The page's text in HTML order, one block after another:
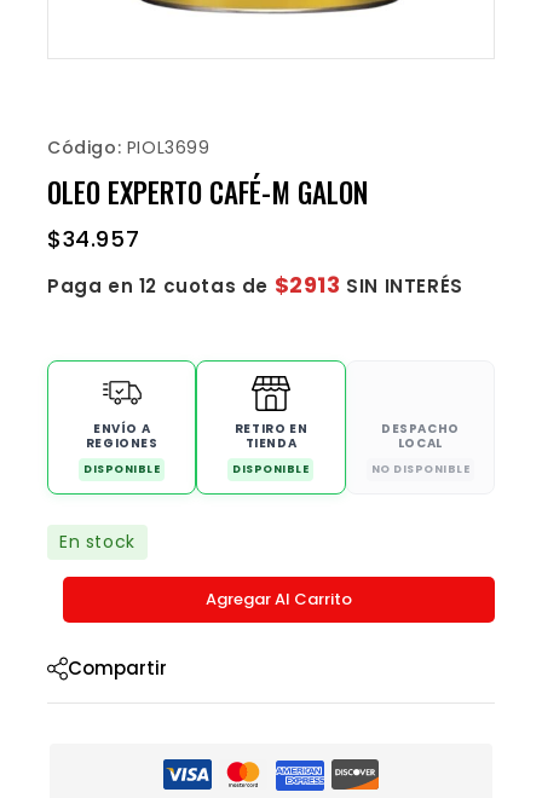
Código: PIOL3699
OLEO EXPERTO CAFÉ-M GALON
$34.957
Paga en 12 cuotas de $2913 SIN INTERÉS
ENVÍO A
REGIONES
DISPONIBLE
RETIRO EN
TIENDA
DISPONIBLE
DESPACHO
LOCAL
NO DISPONIBLE
En stock
Agregar Al Carrito
Compartir